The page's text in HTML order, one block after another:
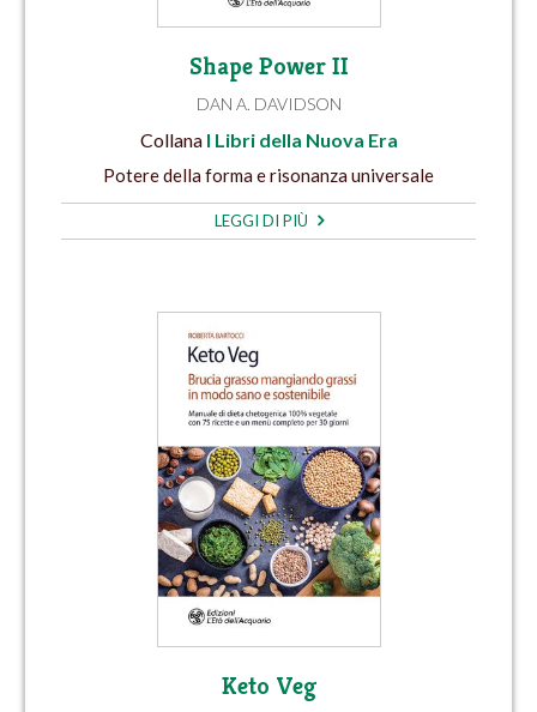
Shape Power II
DAN A. DAVIDSON
Collana I Libri della Nuova Era
Potere della forma e risonanza universale
LEGGI DI PIÙ
Keto Veg